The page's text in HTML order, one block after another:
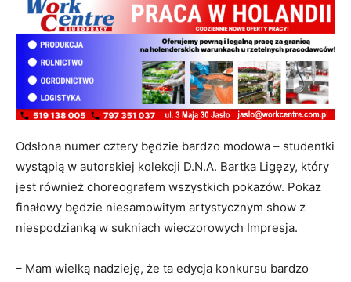
Odsłona numer cztery będzie bardzo modowa – studentki
wystąpią w autorskiej kolekcji D.N.A. Bartka Ligęzy, który
jest również choreografem wszystkich pokazów. Pokaz
finałowy będzie niesamowitym artystycznym show z
niespodzianką w sukniach wieczorowych Impresja.
– Mam wielką nadzieję, że ta edycja konkursu bardzo